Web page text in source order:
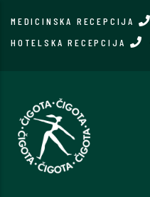
MEDICINSKA RECEPCIJA
HOTELSKA RECEPCIJA